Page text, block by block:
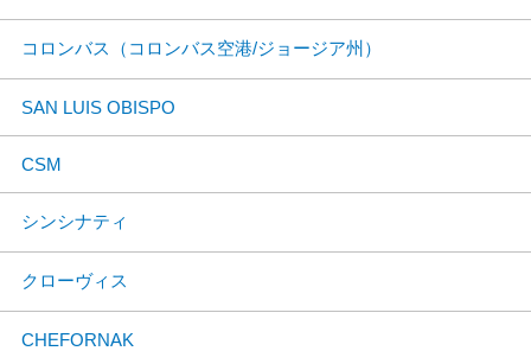
コロンバス（コロンバス空港/ジョージア州）
SAN LUIS OBISPO
CSM
シンシナティ
クローヴィス
CHEFORNAK